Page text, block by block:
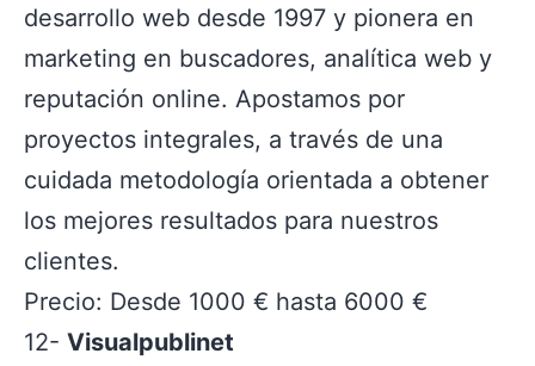
desarrollo web desde 1997 y pionera en
marketing en buscadores, analítica web y
reputación online. Apostamos por
proyectos integrales, a través de una
cuidada metodología orientada a obtener
los mejores resultados para nuestros
clientes.
Precio: Desde 1000 € hasta 6000 €
12- Visualpublinet